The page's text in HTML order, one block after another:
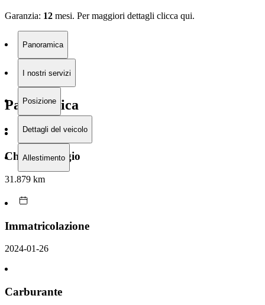
Garanzia: 12 mesi. Per maggiori dettagli clicca qui.
Panoramica
I nostri servizi
Posizione
Dettagli del veicolo
Allestimento
Panoramica
Chilometraggio
31.879 km
Immatricolazione
2024-01-26
Carburante